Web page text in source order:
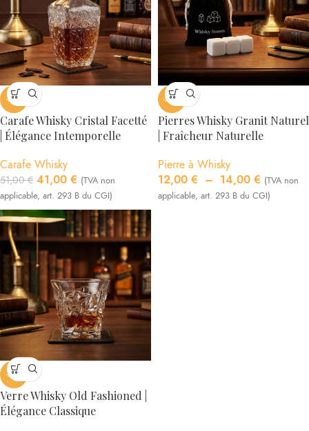
-20%
Carafe Whisky Cristal Facetté
| Élégance Intemporelle
Carafe Whisky
51,00€ 41,00 € (TVA non
applicable, art. 293 B du CGI)
-24%
Pierres Whisky Granit Naturel
| Fraîcheur Naturelle
Pierre à Whisky
12,00 € – 14,00 € (TVA non
applicable, art. 293 B du CGI)
-21%
Verre Whisky Old Fashioned |
Élégance Classique